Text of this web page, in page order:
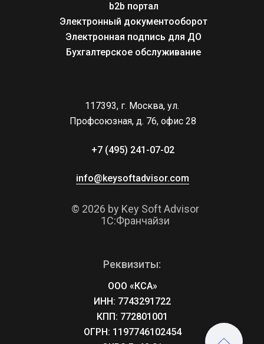
© 2026 by Key Soft Advisor
1С:Франчайзи
b2b портал
Электронный документооборот
Электронная подпись для ДО
Бухгалтерское обслуживание
+7 (495) 241-07-02
info@keysoftadvisor.com
117393, г. Москва, ул.
Профсоюзная, д. 76, офис 28
Реквизиты:
ООО «КСА»
ИНН: 7743291722
КПП: 772801001
ОГРН: 1197746102454